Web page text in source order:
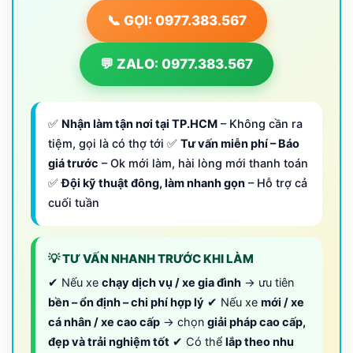
📞 GỌI: 0977.383.567
💬 ZALO: 0977.383.567
✅ Nhận làm tận nơi tại TP.HCM – Không cần ra
tiệm, gọi là có thợ tới ✅ Tư vấn miễn phí – Báo
giá trước – Ok mới làm, hài lòng mới thanh toán
✅Đội kỹ thuật đông, làm nhanh gọn – Hỗ trợ cả
cuối tuần
💡 TƯ VẤN NHANH TRƯỚC KHI LÀM
✔ Nếu xe chạy dịch vụ / xe gia đình → ưu tiên
bền – ổn định – chi phí hợp lý ✔ Nếu xe mới / xe
cá nhân / xe cao cấp → chọn giải pháp cao cấp,
đẹp và trải nghiệm tốt ✔ Có thể lắp theo nhu